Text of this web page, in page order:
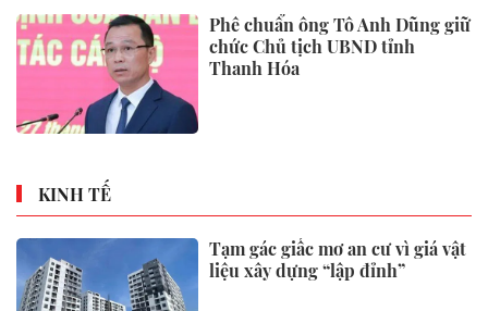
Phê chuẩn ông Tô Anh Dũng giữ
chức Chủ tịch UBND tỉnh
Thanh Hóa
KINH TẾ
Tạm gác giấc mơ an cư vì giá vật
liệu xây dựng “lập đỉnh”